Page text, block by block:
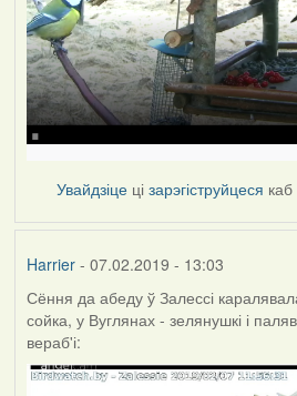
Увайдзіце цізарэгіструйцеся
Harrier- 07.02.2019 - 13:03
Сёння да абеду ў Залессі
сойка, у Вуглянах - зелянушкі і
вераб'і: